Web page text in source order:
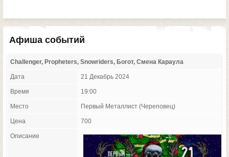
Афиша событий
Challenger, Propheters, Snowriders, Богот, Смена Караула
Дата 21 Декабрь 2024
Время 19:00
Место Первый Металлист (Череповец)
Цена 700
Описание